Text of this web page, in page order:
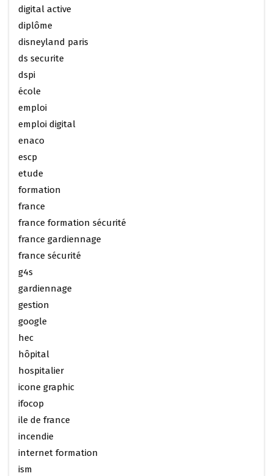
digital active
diplôme
disneyland paris
ds securite
dspi
école
emploi
emploi digital
enaco
escp
etude
formation
france
france formation sécurité
france gardiennage
france sécurité
g4s
gardiennage
gestion
google
hec
hôpital
hospitalier
icone graphic
ifocop
ile de france
incendie
internet formation
ism